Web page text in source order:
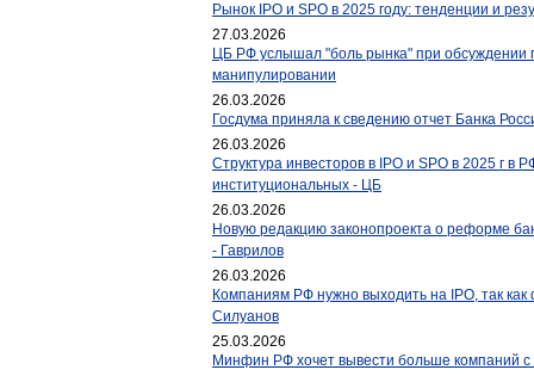
Рынок IPO и SPO в 2025 году: тенденции и
27.03.2026
ЦБ РФ услышал "боль рынка" при обсуждении
манипулировании
26.03.2026
Госдума приняла к сведению отчет Банка
26.03.2026
Структура инвесторов в IPO и SPO в 2025 г в
институциональных - ЦБ
26.03.2026
Новую редакцию законопроекта о реформе
- Гаврилов
26.03.2026
Компаниям РФ нужно выходить на IPO, так
Силуанов
25.03.2026
Минфин РФ хочет вывести больше компаний с